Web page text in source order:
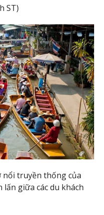
ST)
truyền thống của
giữa các du khách